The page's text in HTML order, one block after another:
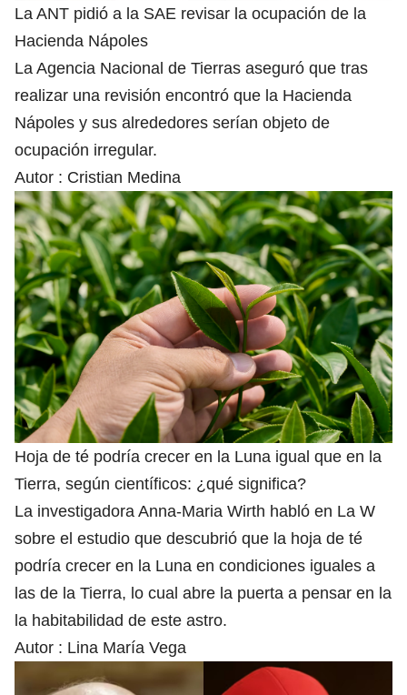
La ANT pidió a la SAE revisar la ocupación de la
Hacienda Nápoles
La Agencia Nacional de Tierras aseguró que tras
realizar una revisión encontró que la Hacienda
Nápoles y sus alrededores serían objeto de
ocupación irregular.
Autor : Cristian Medina
Hoja de té podría crecer en la Luna igual que en la
Tierra, según científicos: ¿qué significa?
La investigadora Anna-Maria Wirth habló en La W
sobre el estudio que descubrió que la hoja de té
podría crecer en la Luna en condiciones iguales a
las de la Tierra, lo cual abre la puerta a pensar en la
la habitabilidad de este astro.
Autor : Lina María Vega